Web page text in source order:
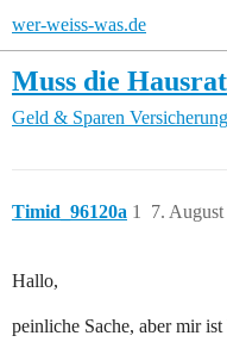
wer-weiss-was.de
Muss die
Geld & Sparen Versicherung
Timid_96120a 7.
1
Hallo,
peinliche Sache, aber mir